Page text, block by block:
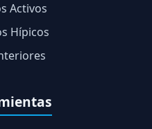
Activos
Hípicos